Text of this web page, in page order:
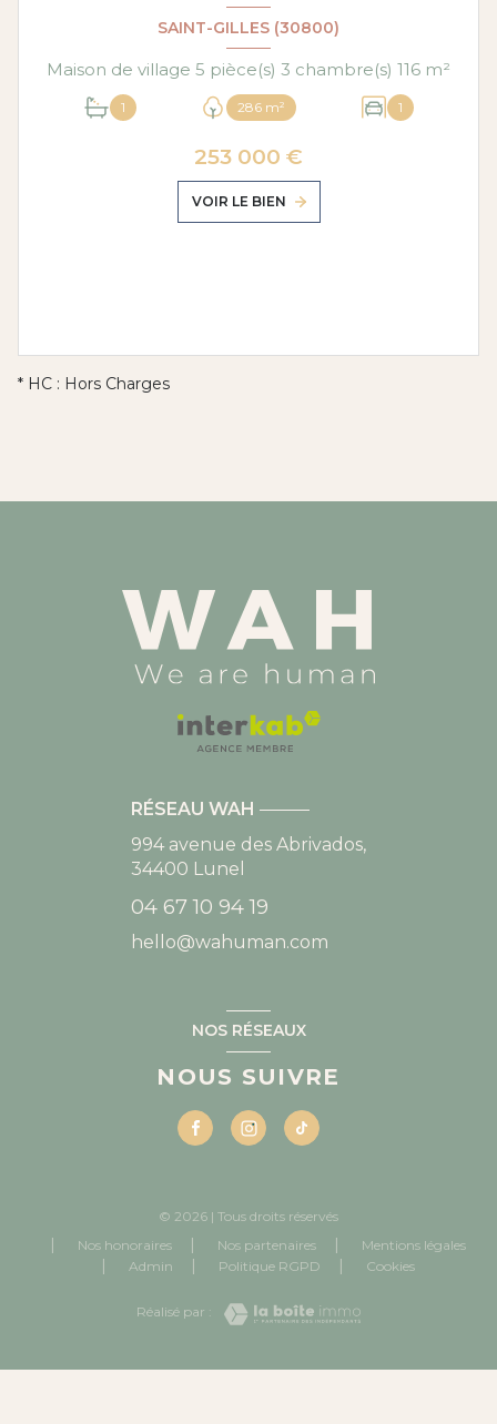
SAINT-GILLES (30800)
Maison de village 5 pièce(s) 3 chambre(s) 116 m²
1 286 m² 1
253 000 €
VOIR LE BIEN
* HC : Hors Charges
RÉSEAU WAH
994 avenue des Abrivados,
34400 Lunel
04 67 10 94 19
hello@wahuman.com
NOS RÉSEAUX
NOUS SUIVRE
© 2026 | Tous droits réservés
Nos honoraires
Nos partenaires
Mentions légales
Admin
Politique RGPD Cookies
Réalisé par :